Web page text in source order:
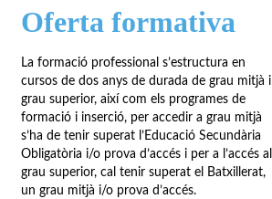
Oferta formativa
La formació professional s’estructura en
cursos de dos anys de durada de grau mitjà i
grau superior, així com els programes de
formació i inserció, per accedir a grau mitjà
s’ha de tenir superat l’Educació Secundària
Obligatòria i/o prova d’accés i per a l’accés al
grau superior, cal tenir superat el Batxillerat,
un grau mitjà i/o prova d’accés.